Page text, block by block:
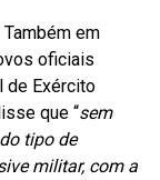
Também em
oficiais
de Exército
que “sem
tipo de
militar, com a